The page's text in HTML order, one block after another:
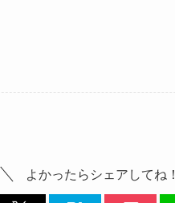
よかったらシェアしてね！